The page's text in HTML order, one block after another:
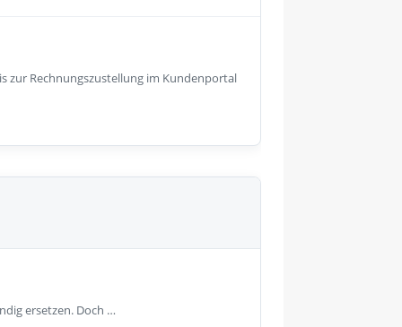
zur Rechnungszustellung im Kundenportal
ersetzen. Doch …